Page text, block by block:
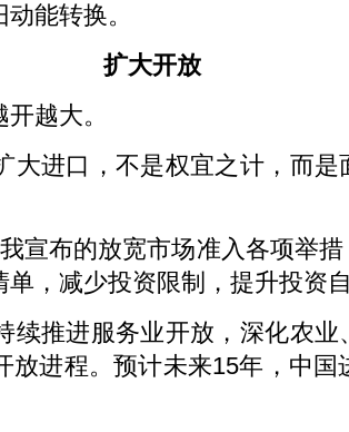
能转换。
扩大开放
越大。
大进口，不是权宜之计，而
宣布的放宽市场准入各项举
，减少投资限制，提升投资自
续推进服务业开放，深化农
放进程。预计未来15年，中